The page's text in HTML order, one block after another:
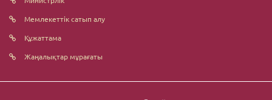
Мемлекеттік сатып алу
Құжаттама
Жаңалықтар мұрағаты